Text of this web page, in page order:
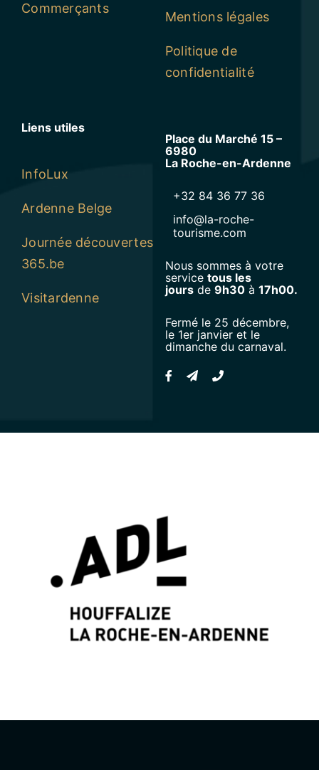
Commerçants
Mentions légales
Politique de
confidentialité
Liens utiles
InfoLux
Ardenne Belge
Journée découvertes
365.be
Visitardenne
Place du Marché 15 –
6980
La Roche-en-Ardenne
+32 84 36 77 36
info@la-roche-
tourisme.com
Nous sommes à votre
service tous les
joursde 9h30à 17h00.
Fermé le 25 décembre,
le 1er janvier et le
dimanche du carnaval.